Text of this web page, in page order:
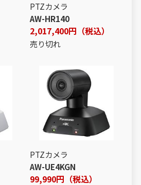
PTZカメラ
AW-HR140
2,017,400円（税込）
売り切れ
PTZカメラ
AW-UE4KGN
99,990円（税込）